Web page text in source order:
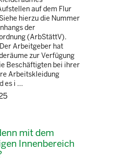
auf dem Flur
hierzu die Nummer
der
(ArbStättV).
Arbeitgeber hat
zur Verfügung
Beschäftigten bei ihrer
Arbeitskleidung
es i ...
mit dem
Innenbereich